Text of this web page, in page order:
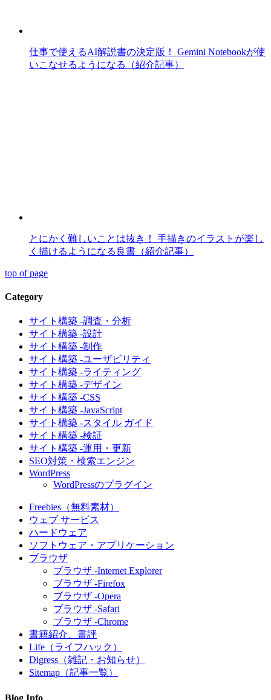
仕事で使えるAI解説書の決定版！ Gemini Notebookが使
いこなせるようになる（紹介記事）
とにかく難しいことは抜き！ 手描きのイラストが楽し
く描けるようになる良書（紹介記事）
top of page
Category
サイト構築 -調査・分析
サイト構築 -設計
サイト構築 -制作
サイト構築 -ユーザビリティ
サイト構築 -ライティング
サイト構築 -デザイン
サイト構築 -CSS
サイト構築 -JavaScript
サイト構築 -スタイル ガイド
サイト構築 -検証
サイト構築 -運用・更新
SEO対策・検索エンジン
WordPress
WordPressのプラグイン
Freebies（無料素材）
ウェブ サービス
ハードウェア
ソフトウェア・アプリケーション
ブラウザ
ブラウザ -Internet Explorer
ブラウザ -Firefox
ブラウザ -Opera
ブラウザ -Safari
ブラウザ -Chrome
書籍紹介、書評
Life（ライフハック）
Digress（雑記・お知らせ）
Sitemap（記事一覧）
Blog Info